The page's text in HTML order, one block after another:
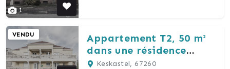
1
VENDU
Appartement T2, 50 m²
dans une résidence
calme et entretenue
Keskastel, 67260